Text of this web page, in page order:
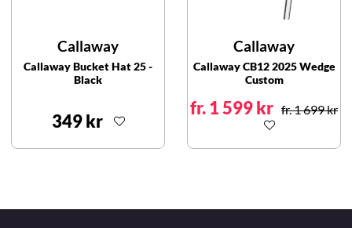
Callaway
Callaway Bucket Hat 25 -
Black
349 kr
Callaway
Callaway CB12 2025 Wedge
Custom
fr. 1 599 kr fr. 1 699 kr